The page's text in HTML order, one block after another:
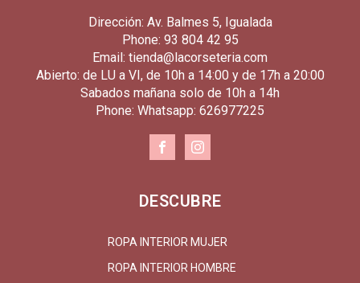
Dirección: Av. Balmes 5, Igualada
Phone: 93 804 42 95
Email: tienda@lacorseteria.com
Abierto: de LU a VI, de 10h a 14:00 y de 17h a 20:00
Sabados mañana solo de 10h a 14h
Phone: Whatsapp: 626977225
DESCUBRE
ROPA INTERIOR MUJER
ROPA INTERIOR HOMBRE